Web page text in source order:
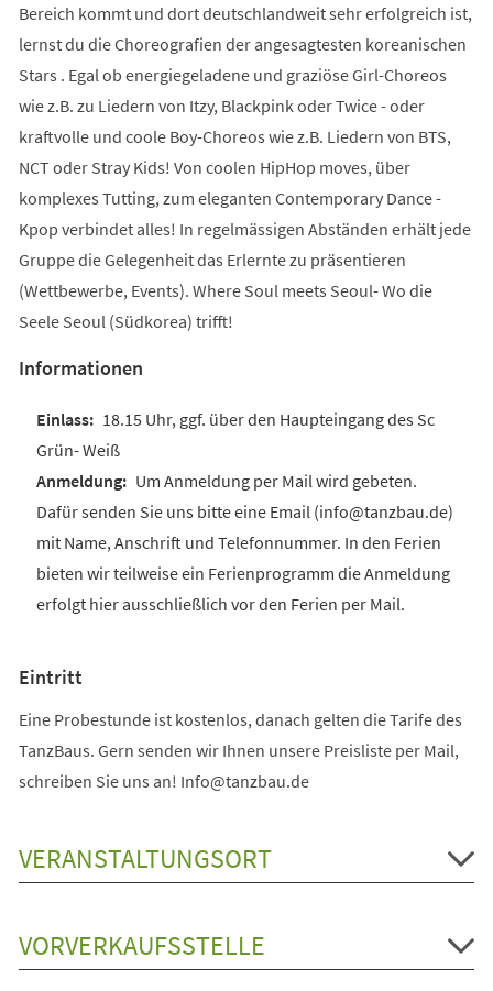
Bereich kommt und dort deutschlandweit sehr erfolgreich ist,
lernst du die Choreografien der angesagtesten koreanischen
Stars . Egal ob energiegeladene und graziöse Girl-Choreos
wie z.B. zu Liedern von Itzy, Blackpink oder Twice - oder
kraftvolle und coole Boy-Choreos wie z.B. Liedern von BTS,
NCT oder Stray Kids! Von coolen HipHop moves, über
komplexes Tutting, zum eleganten Contemporary Dance -
Kpop verbindet alles! In regelmässigen Abständen erhält jede
Gruppe die Gelegenheit das Erlernte zu präsentieren
(Wettbewerbe, Events). Where Soul meets Seoul- Wo die
Seele Seoul (Südkorea) trifft!
Informationen
18.15 Uhr, ggf. über den Haupteingang des Sc
Grün- Weiß
Um Anmeldung per Mail wird gebeten.
Dafür senden Sie uns bitte eine Email (info@tanzbau.de)
mit Name, Anschrift und Telefonnummer. In den Ferien
bieten wir teilweise ein Ferienprogramm die Anmeldung
erfolgt hier ausschließlich vor den Ferien per Mail.
Eintritt
Eine Probestunde ist kostenlos, danach gelten die Tarife des
TanzBaus. Gern senden wir Ihnen unsere Preisliste per Mail,
schreiben Sie uns an! Info@tanzbau.de
VERANSTALTUNGSORT
VORVERKAUFSSTELLE